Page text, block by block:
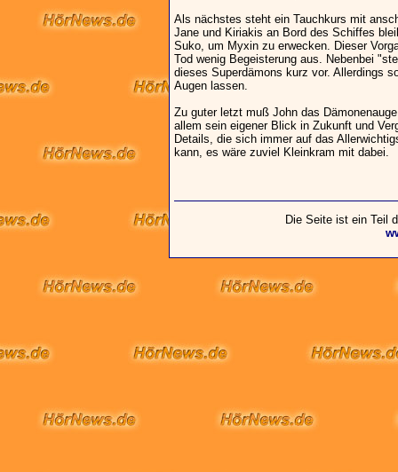
Als nächstes steht ein Tauchkurs mit
Jane und Kiriakis an Bord des Schiffes
Suko, um Myxin zu erwecken. Dieser
Tod wenig Begeisterung aus. Nebenbei
dieses Superdämons kurz vor. Allerdings
Augen lassen.
Zu guter letzt muß John das
allem sein eigener Blick in Zukunft und
Details, die sich immer auf das
kann, es wäre zuviel Kleinkram mit dabei.
Die Seite ist ein Teil